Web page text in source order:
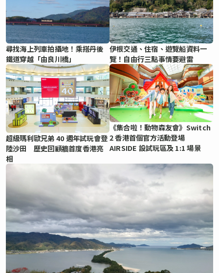
尋找海上列車拍攝地！乘搭丹後
鐵道穿越「由良川橋」
伊根交通、住宿、遊覽船資料一
覽！自由行三點事情要避雷
超級瑪利歐兄弟 40 週年試玩會登
陸沙田 歷史回顧牆首度香港亮
相
《集合啦！動物森友會》Switch
2 香港首個官方活動登場
AIRSIDE 設試玩區及 1:1 場景